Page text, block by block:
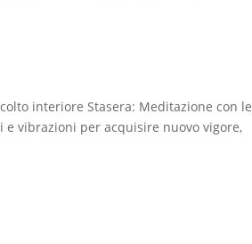
interiore Stasera: Meditazione con le
vibrazioni per acquisire nuovo vigore,